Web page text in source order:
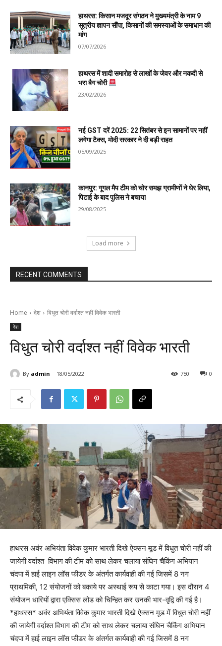
हाथरस: किसान मजदूर संगठन ने मुख्यमंत्री के नाम 9
सूत्रीय ज्ञापन सौंपा, किसानों की समस्याओं के समाधान की
मांग
07/07/2026
हाथरस में शादी समारोह से लाखों के जेवर और नकदी से
भरा बैग चोरी
23/02/2026
नई GST दरें 2025: 22 सितंबर से इन सामानों पर नहीं
लगेगा टैक्स, मोदी सरकार ने दी बड़ी राहत
05/09/2025
कानपुर: गूगल मैप टीम को चोर समझ ग्रामीणों ने घेर लिया,
पिटाई के बाद पुलिस ने बचाया
29/08/2025
Load more
RECENT COMMENTS